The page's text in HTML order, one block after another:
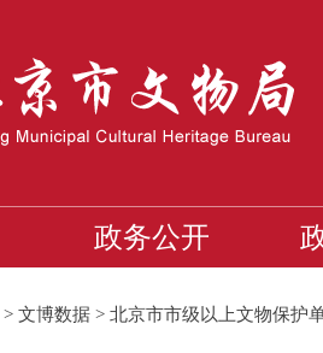
政务公开
> 文博数据 > 北京市市级以上文物保护